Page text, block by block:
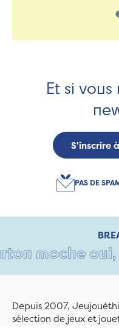
Et si
S'inscrire
PAS DE
moche oui,
Depuis 2007,
sélection de jeux et